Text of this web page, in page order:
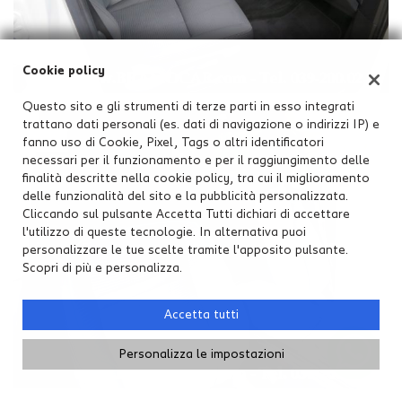
Cookie policy
Questo sito e gli strumenti di terze parti in esso integrati
trattano dati personali (es. dati di navigazione o indirizzi IP) e
fanno uso di Cookie, Pixel, Tags o altri identificatori
necessari per il funzionamento e per il raggiungimento delle
finalità descritte nella cookie policy, tra cui il miglioramento
delle funzionalità del sito e la pubblicità personalizzata.
Cliccando sul pulsante Accetta Tutti dichiari di accettare
l'utilizzo di queste tecnologie. In alternativa puoi
personalizzare le tue scelte tramite l'apposito pulsante.
Scopri di più e personalizza.
Accetta tutti
Personalizza le impostazioni